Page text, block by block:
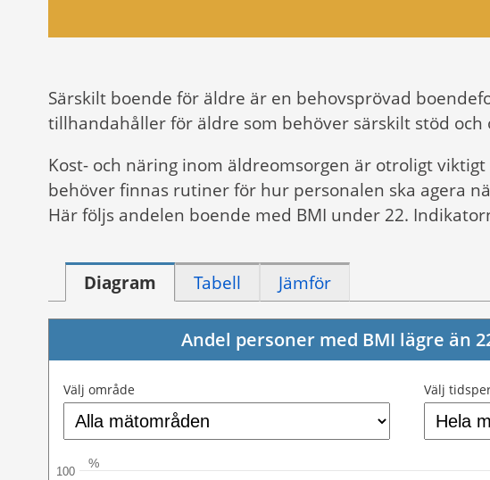
Särskilt boende för äldre är en behovsprövad
tillhandahåller för äldre som behöver särskilt stöd och
Kost- och näring inom äldreomsorgen är otroligt
behöver finnas rutiner för hur personalen ska agera
Här följs andelen boende med BMI under 22.
Diagram Tabell Jämför
Andel personer med BMI lägre än
Välj område Välj
%
100